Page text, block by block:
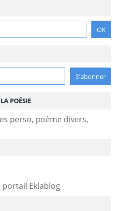
POÉSIE
perso, poème divers,
portail Eklablog